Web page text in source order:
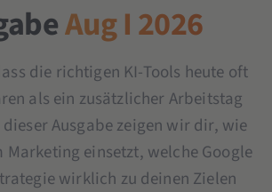
Aug I 2026
die richtigen KI-Tools heute oft
als ein zusätzlicher Arbeitstag
dieser Ausgabe zeigen wir dir, wie
Marketing einsetzt, welche Google
wirklich zu deinen Zielen